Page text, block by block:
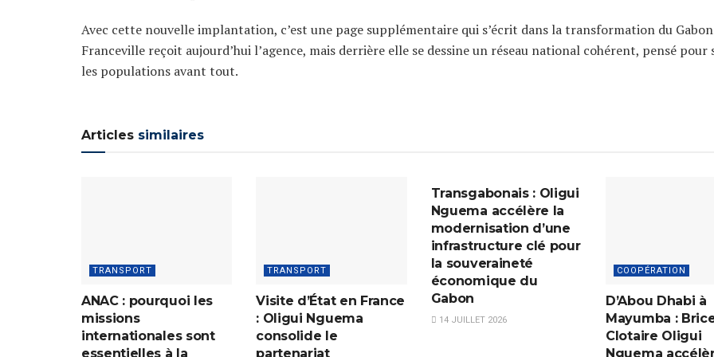
Avec cette nouvelle implantation, c’est une page supplémentaire qui s’écrit dans la transformation du
Franceville reçoit aujourd’hui l’agence, mais derrière elle se dessine un réseau national cohérent, pensé pour
les populations avant tout.
Articles similaires
TRANSPORT
ANAC : pourquoi les
missions
internationales sont
essentielles à la
TRANSPORT
Visite d’État en France
: Oligui Nguema
consolide le
partenariat
Transgabonais : Oligui
Nguema accélère la
modernisation d’une
infrastructure clé pour
la souveraineté
économique du
Gabon
14 JUILLET 2026
COOPÉRATION
D’Abou Dhabi à
Mayumba :
Clotaire Oligui
Nguema